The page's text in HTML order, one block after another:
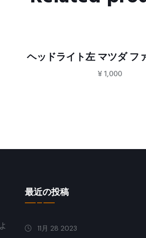
ヘッドライト左 マツダ フ
¥1,000
最近の投稿
11月 28 2023